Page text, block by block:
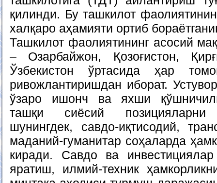
қилинди. Бу ташкилот
халқаро аҳамияти ортиб
Ташкилот фаолиятининг асосий
– Озарбайжон, Қозоғистон,
Ўзбекистон ўртасида ҳар
ривожлантиришдан иборат.
ўзаро ишонч ва яхши
ташқи сиёсий позицияларни
шунингдек, савдо-иқтисодий,
маданий-гуманитар соҳаларда
киради. Савдо ва
яратиш, илмий-техник